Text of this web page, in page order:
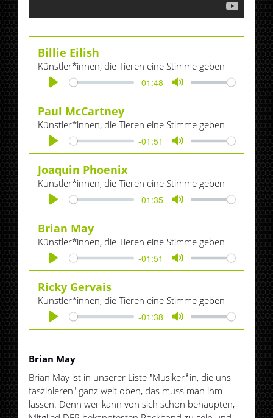
Billie Eilish
Künstler*innen, die Tieren eine Stimme geben
Play
-01:48
Mute
Paul McCartney
Künstler*innen, die Tieren eine Stimme geben
Play
-01:51
Mute
Joaquin Phoenix
Künstler*innen, die Tieren eine Stimme geben
Play
-01:35
Mute
Brian May
Künstler*innen, die Tieren eine Stimme geben
Play
-01:51
Mute
Ricky Gervais
Künstler*innen, die Tieren eine Stimme geben
Play
-01:38
Mute
Brian May
Brian May ist in unserer Liste "Musiker*in, die uns
faszinieren" ganz weit oben, das muss man ihm
lassen. Denn wer kann von sich schon behaupten,